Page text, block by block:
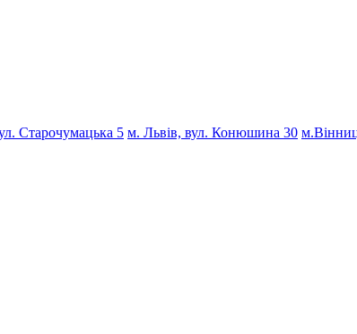
Старочумацька 5 м. Львів, вул. Конюшина 30